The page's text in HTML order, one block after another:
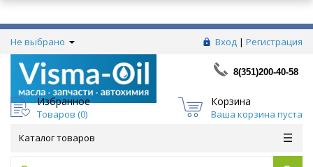
Не выбрано Вход | Регистрация
8(351)200-40-58
Избранное
Товаров (0)
Корзина
Ваша корзина пуста
Каталог товаров